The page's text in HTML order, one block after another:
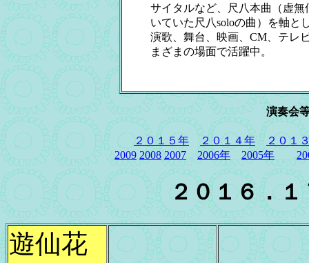
サイタルなど、尺八本曲（虚無
いていた尺八soloの曲）を軸と
演歌、舞台、映画、CM、テレ
まざまの場面で活躍中。
演奏会
２０１５年 ２０１４年
２０１
2009 2008 2007 2006年 2005年
２０１６．１
遊仙花